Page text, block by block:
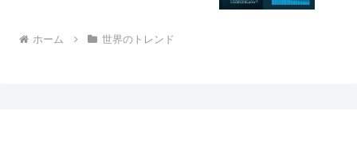
ホーム 世界のトレンド